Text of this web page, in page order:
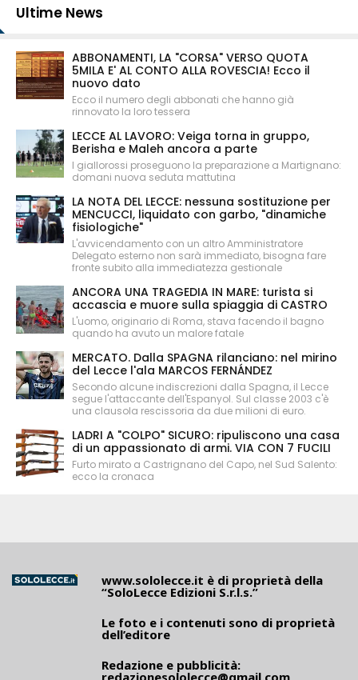
Ultime News
ABBONAMENTI, LA "CORSA" VERSO QUOTA
5MILA E' AL CONTO ALLA ROVESCIA! Ecco il
nuovo dato
Ecco il numero degli abbonati che hanno già
rinnovato la loro tessera
LECCE AL LAVORO: Veiga torna in gruppo,
Berisha e Maleh ancora a parte
I giallorossi proseguono la preparazione a Martignano:
domani nuova seduta mattutina
LA NOTA DEL LECCE: nessuna sostituzione per
MENCUCCI, liquidato con garbo, "dinamiche
fisiologiche"
L'avvicendamento con un altro Amministratore
Delegato esterno non sarà immediato, bisogna fare
fronte subito alla immediatezza gestionale
ANCORA UNA TRAGEDIA IN MARE: turista si
accascia e muore sulla spiaggia di CASTRO
L'uomo, originario di Roma, stava facendo il bagno
quando ha avuto un malore fatale
MERCATO. Dalla SPAGNA rilanciano: nel mirino
del Lecce l'ala MARCOS FERNÁNDEZ
Secondo alcune indiscrezioni dalla Spagna, il Lecce
segue l'attaccante dell'Espanyol. Sul classe 2003 c'è
una clausola rescissoria da due milioni di euro.
LADRI A "COLPO" SICURO: ripuliscono una casa
di un appassionato di armi. VIA CON 7 FUCILI
Furto mirato a Castrignano del Capo, nel Sud Salento:
ecco la cronaca
www.sololecce.it è di proprietà della
“SoloLecce Edizioni S.r.l.s.”
Le foto e i contenuti sono di proprietà
dell’editore
Redazione e pubblicità: